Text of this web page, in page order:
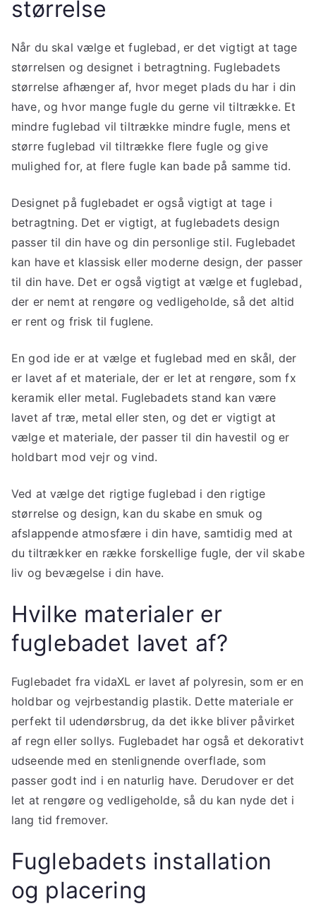
størrelse
Når du skal vælge et fuglebad, er det vigtigt at tage
størrelsen og designet i betragtning. Fuglebadets
størrelse afhænger af, hvor meget plads du har i din
have, og hvor mange fugle du gerne vil tiltrække. Et
mindre fuglebad vil tiltrække mindre fugle, mens et
større fuglebad vil tiltrække flere fugle og give
mulighed for, at flere fugle kan bade på samme tid.
Designet på fuglebadet er også vigtigt at tage i
betragtning. Det er vigtigt, at fuglebadets design
passer til din have og din personlige stil. Fuglebadet
kan have et klassisk eller moderne design, der passer
til din have. Det er også vigtigt at vælge et fuglebad,
der er nemt at rengøre og vedligeholde, så det altid
er rent og frisk til fuglene.
En god ide er at vælge et fuglebad med en skål, der
er lavet af et materiale, der er let at rengøre, som fx
keramik eller metal. Fuglebadets stand kan være
lavet af træ, metal eller sten, og det er vigtigt at
vælge et materiale, der passer til din havestil og er
holdbart mod vejr og vind.
Ved at vælge det rigtige fuglebad i den rigtige
størrelse og design, kan du skabe en smuk og
afslappende atmosfære i din have, samtidig med at
du tiltrækker en række forskellige fugle, der vil skabe
liv og bevægelse i din have.
Hvilke materialer er
fuglebadet lavet af?
Fuglebadet fra vidaXL er lavet af polyresin, som er en
holdbar og vejrbestandig plastik. Dette materiale er
perfekt til udendørsbrug, da det ikke bliver påvirket
af regn eller sollys. Fuglebadet har også et dekorativt
udseende med en stenlignende overflade, som
passer godt ind i en naturlig have. Derudover er det
let at rengøre og vedligeholde, så du kan nyde det i
lang tid fremover.
Fuglebadets installation
og placering